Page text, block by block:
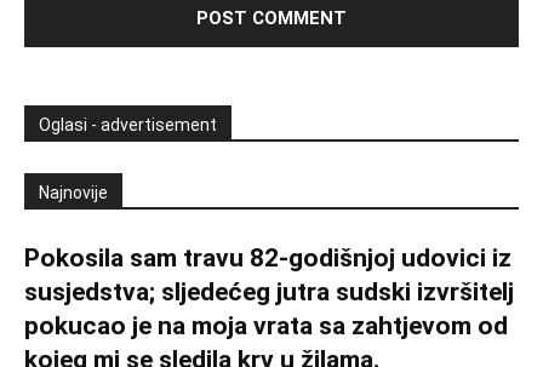
Oglasi - advertisement
Najnovije
Pokosila sam travu 82-godišnjoj udovici iz
susjedstva; sljedećeg jutra sudski izvršitelj
pokucao je na moja vrata sa zahtjevom od
kojeg mi se sledila krv u žilama.